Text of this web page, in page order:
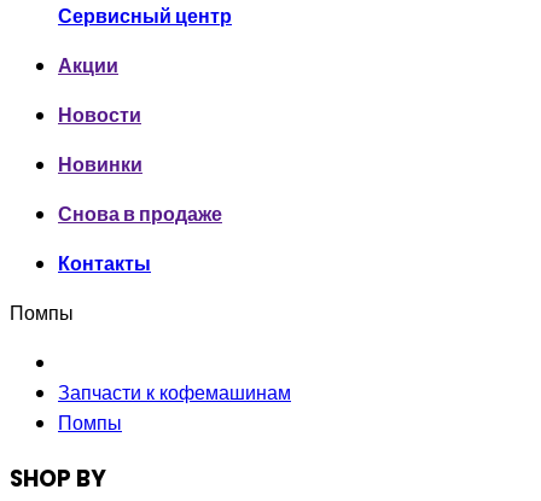
Сервисный центр
Акции
Новости
Новинки
Снова в продаже
Контакты
Помпы
Запчасти к кофемашинам
Помпы
SHOP BY